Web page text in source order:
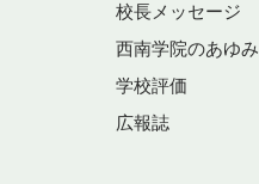
校長メッセージ
西南学院のあゆみ
学校評価
広報誌